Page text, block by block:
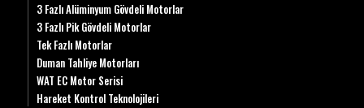
3 Fazlı Alüminyum Gövdeli Motorlar
3 Fazlı Pik Gövdeli Motorlar
Tek Fazlı Motorlar
Duman Tahliye Motorları
WAT EC Motor Serisi
Hareket Kontrol Teknolojileri